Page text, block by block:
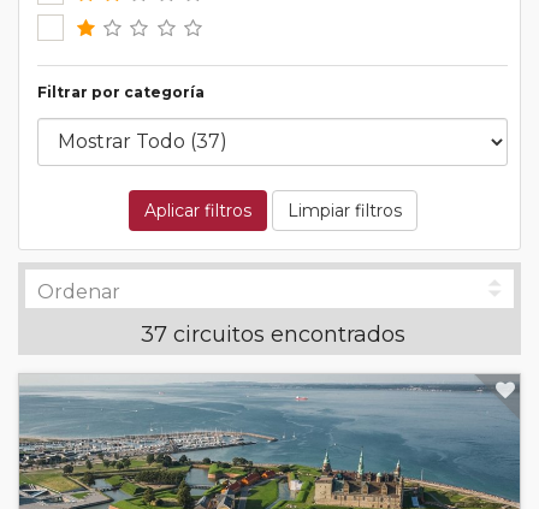
Filtrar por categoría
Aplicar filtros Limpiar filtros
37 circuitos encontrados